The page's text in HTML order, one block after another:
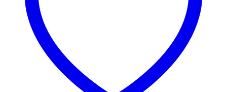
Einweg
Elektronische
Zigarette
einmaligen